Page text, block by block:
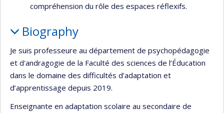
compréhension du rôle des espaces réflexifs.
Biography
Je suis professeure au département de psychopédagogie
et d'andragogie de la Faculté des sciences de l’Éducation
dans le domaine des difficultés d’adaptation et
d’apprentissage depuis 2019.
Enseignante en adaptation scolaire au secondaire de